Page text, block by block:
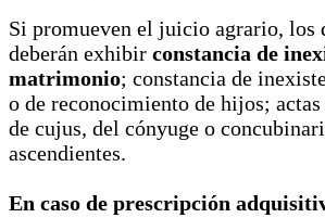
Si promueven el juicio agrario, los
deberán exhibir constancia de
matrimonio; constancia de
o de reconocimiento de hijos;
de cujus, del cónyuge o
ascendientes.
En caso de prescripción